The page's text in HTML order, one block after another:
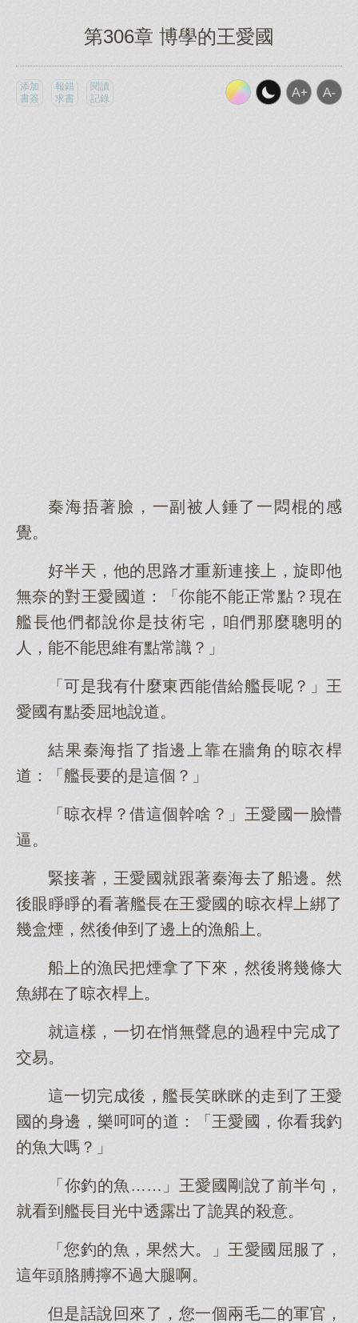
第306章 博學的王愛國
添加
書簽
報錯
求書
閱讀
記錄
秦海捂著臉，一副被人錘了一悶棍的感
覺。
好半天，他的思路才重新連接上，旋即他
無奈的對王愛國道：「你能不能正常點？現在
艦長他們都說你是技術宅，咱們那麼聰明的
人，能不能思維有點常識？」
「可是我有什麼東西能借給艦長呢？」王
愛國有點委屈地說道。
結果秦海指了指邊上靠在牆角的晾衣桿
道：「艦長要的是這個？」
「晾衣桿？借這個幹啥？」王愛國一臉懵
逼。
緊接著，王愛國就跟著秦海去了船邊。然
後眼睜睜的看著艦長在王愛國的晾衣桿上綁了
幾盒煙，然後伸到了邊上的漁船上。
船上的漁民把煙拿了下來，然後將幾條大
魚綁在了晾衣桿上。
就這樣，一切在悄無聲息的過程中完成了
交易。
這一切完成後，艦長笑眯眯的走到了王愛
國的身邊，樂呵呵的道：「王愛國，你看我釣
的魚大嗎？」
「你釣的魚……」王愛國剛說了前半句，
就看到艦長目光中透露出了詭異的殺意。
「您釣的魚，果然大。」王愛國屈服了，
這年頭胳膊擰不過大腿啊。
但是話說回來了，您一個兩毛二的軍官，